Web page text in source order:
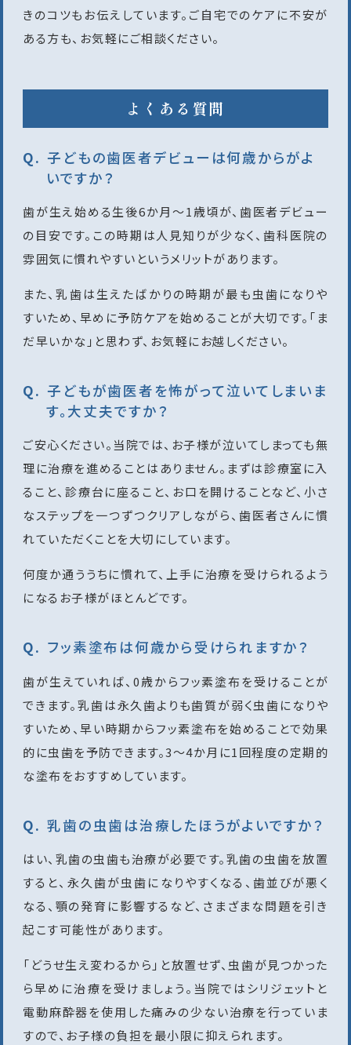
きのコツもお伝えしています。ご自宅でのケアに不安が
ある方も、お気軽にご相談ください。
よくある質問
子どもの歯医者デビューは何歳からがよ
いですか？
歯が生え始める生後6か月〜1歳頃が、歯医者デビュー
の目安です。この時期は人見知りが少なく、歯科医院の
雰囲気に慣れやすいというメリットがあります。
また、乳歯は生えたばかりの時期が最も虫歯になりや
すいため、早めに予防ケアを始めることが大切です。「ま
だ早いかな」と思わず、お気軽にお越しください。
子どもが歯医者を怖がって泣いてしまいま
す。大丈夫ですか？
ご安心ください。当院では、お子様が泣いてしまっても無
理に治療を進めることはありません。まずは診療室に入
ること、診療台に座ること、お口を開けることなど、小さ
なステップを一つずつクリアしながら、歯医者さんに慣
れていただくことを大切にしています。
何度か通ううちに慣れて、上手に治療を受けられるよう
になるお子様がほとんどです。
フッ素塗布は何歳から受けられますか？
歯が生えていれば、0歳からフッ素塗布を受けることが
できます。乳歯は永久歯よりも歯質が弱く虫歯になりや
すいため、早い時期からフッ素塗布を始めることで効果
的に虫歯を予防できます。3〜4か月に1回程度の定期的
な塗布をおすすめしています。
乳歯の虫歯は治療したほうがよいですか？
はい、乳歯の虫歯も治療が必要です。乳歯の虫歯を放置
すると、永久歯が虫歯になりやすくなる、歯並びが悪く
なる、顎の発育に影響するなど、さまざまな問題を引き
起こす可能性があります。
「どうせ生え変わるから」と放置せず、虫歯が見つかった
ら早めに治療を受けましょう。当院ではシリジェットと
電動麻酔器を使用した痛みの少ない治療を行っていま
すので、お子様の負担を最小限に抑えられます。